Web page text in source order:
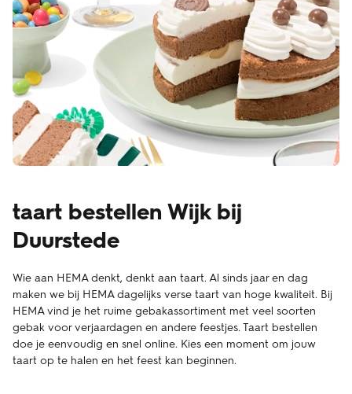
taart bestellen Wijk bij
Duurstede
Wie aan HEMA denkt, denkt aan taart. Al sinds jaar en dag
maken we bij HEMA dagelijks verse taart van hoge kwaliteit. Bij
HEMA vind je het ruime gebakassortiment met veel soorten
gebak voor verjaardagen en andere feestjes. Taart bestellen
doe je eenvoudig en snel online. Kies een moment om jouw
taart op te halen en het feest kan beginnen.